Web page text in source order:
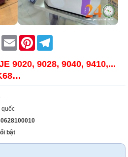
Twitter Email Pinterest
9020, 9028, 9040, 9410,...
quốc
bật